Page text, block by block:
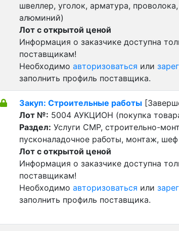
швеллер, уголок, арматура,
алюминий)
Лот с открытой ценой
Информация о заказчике доступна
поставщикам!
Необходимо авторизоваться или
заполнить профиль поставщика.
Закуп: Cтроительные работы
Лот №: 5004 АУКЦИОН (покупка
Раздел: Услуги СМР, строительно-
пусконаладочное работы, монтаж,
Лот с открытой ценой
Информация о заказчике доступна
поставщикам!
Необходимо авторизоваться или
заполнить профиль поставщика.